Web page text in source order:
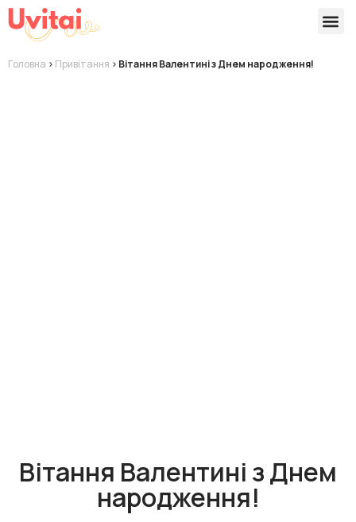
Головна > Привітання > Вітання Валентині з Днем народження!
Вітання Валентині з Днем
народження!